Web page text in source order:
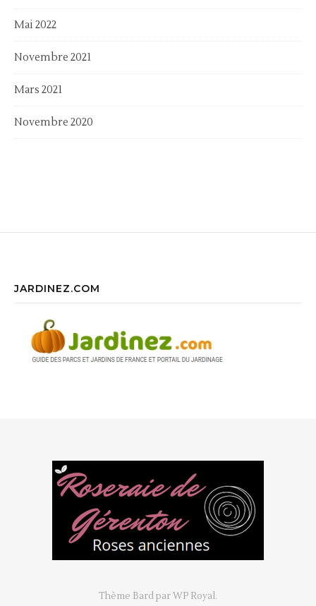
Mai 2022
Novembre 2021
Mars 2021
Novembre 2020
JARDINEZ.COM
Thème Bard parWP Royal.